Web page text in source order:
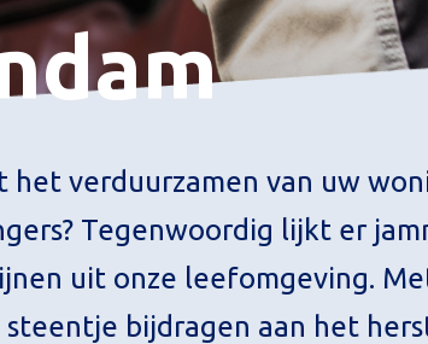
het verduurzamen van uw
Tegenwoordig lijkt er
uit onze leefomgeving.
bijdragen aan het